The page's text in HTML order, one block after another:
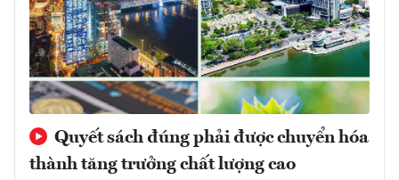
Quyết sách đúng phải được chuyển hóa
thành tăng trưởng chất lượng cao